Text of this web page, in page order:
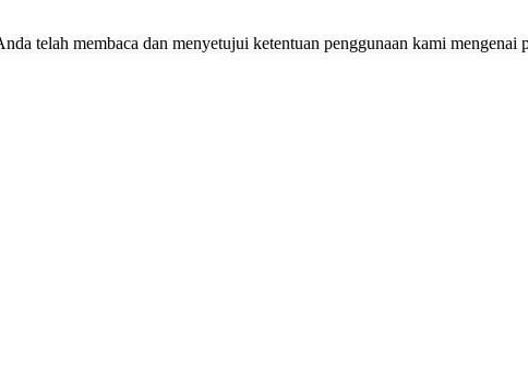
telah membaca dan menyetujui ketentuan penggunaan kami